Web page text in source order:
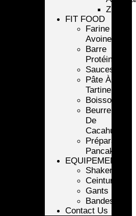
ZMA
FIT FOOD
Farine
Avoine/Riz
Barre
Protéinée
Sauces
Pâte À
Tartiner
Boissons
Beurre
De
Cacahuète
Préparation
Pancake
EQUIPEMENTS
Shakers
Ceintures
Gants
Bandes
Contact Us